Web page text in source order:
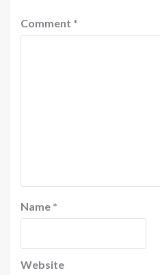
Comment *
Name *
Website